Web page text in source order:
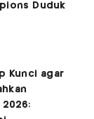
Duduk
Kunci agar
2026: